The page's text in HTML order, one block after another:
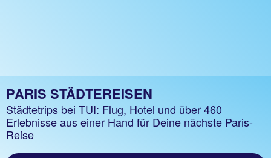
PARIS STÄDTEREISEN
Städtetrips bei TUI: Flug, Hotel und über 460
Erlebnisse aus einer Hand für Deine nächste Paris-
Reise